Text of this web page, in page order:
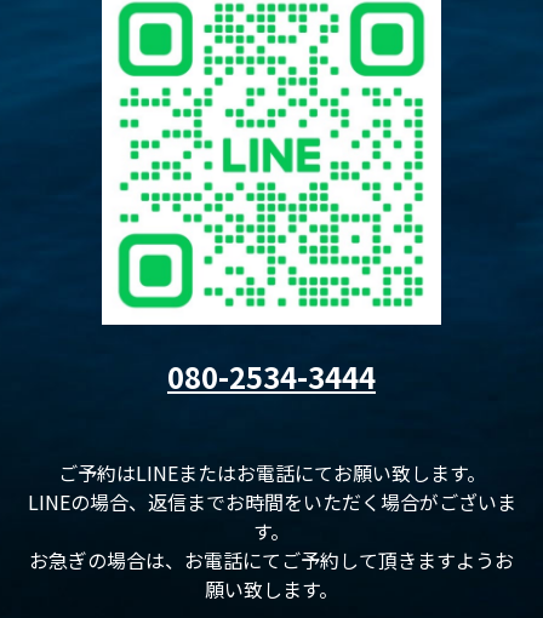
080-2534-3444
ご予約はLINEまたはお電話にてお願い致します。
LINEの場合、返信までお時間をいただく場合がございま
す。
お急ぎの場合は、お電話にてご予約して頂きますようお
願い致します。